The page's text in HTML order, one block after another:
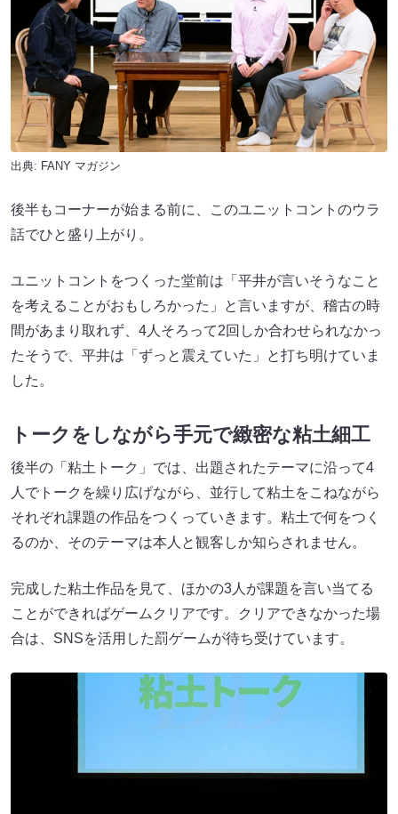
出典: FANY マガジン
後半もコーナーが始まる前に、このユニットコントのウラ
話でひと盛り上がり。
ユニットコントをつくった堂前は「平井が言いそうなこと
を考えることがおもしろかった」と言いますが、稽古の時
間があまり取れず、4人そろって2回しか合わせられなかっ
たそうで、平井は「ずっと震えていた」と打ち明けていま
した。
トークをしながら手元で緻密な粘土細工
後半の「粘土トーク」では、出題されたテーマに沿って4
人でトークを繰り広げながら、並行して粘土をこねながら
それぞれ課題の作品をつくっていきます。粘土で何をつく
るのか、そのテーマは本人と観客しか知らされません。
完成した粘土作品を見て、ほかの3人が課題を言い当てる
ことができればゲームクリアです。クリアできなかった場
合は、SNSを活用した罰ゲームが待ち受けています。